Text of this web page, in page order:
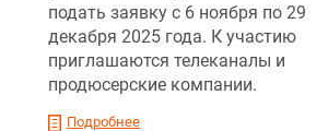
подать заявку с 6 ноября по 29
декабря 2025 года. К участию
приглашаются телеканалы и
продюсерские компании.
Подробнее